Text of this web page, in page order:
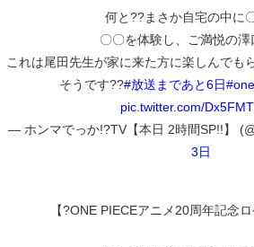
何と??まさか自宅の中に
〇〇を体験し、ご満悦の
これは尾田先生が家に来た方に楽しんでも
そうです??#放送まであと6日
pic.twitter.com/
— ホンマでっか!?TV【本日 2時間SP!!】
3日
【?ONE PIECEアニメ20周年記念